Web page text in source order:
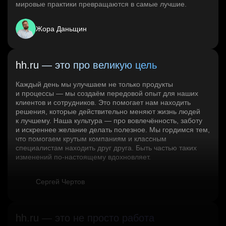
мировые практики превращаются в самые лучшие.
Жора Даньщин
hh.ru — это про великую цель
Каждый день мы улучшаем не только продукты
и процессы — мы создаём передовой опыт для наших
клиентов и сотрудников. Это помогает нам находить
решения, которые действительно меняют жизнь людей
к лучшему. Наша культура — про вовлечённость, заботу
и искреннее желание делать полезное. Мы гордимся тем,
что помогаем крутым компаниям и классным
специалистам находить друг друга. Быть частью таких
изменений по‑настоящему вдохновляет.
Сергей Чертов
hh.ru — это не просто работа